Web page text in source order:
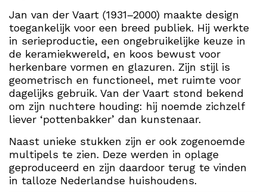
Jan van der Vaart (1931–2000) maakte design
toegankelijk voor een breed publiek. Hij werkte
in serieproductie, een ongebruikelijke keuze in
de keramiekwereld, en koos bewust voor
herkenbare vormen en glazuren. Zijn stijl is
geometrisch en functioneel, met ruimte voor
dagelijks gebruik. Van der Vaart stond bekend
om zijn nuchtere houding: hij noemde zichzelf
liever ‘pottenbakker’ dan kunstenaar.
Naast unieke stukken zijn er ook zogenoemde
multipels te zien. Deze werden in oplage
geproduceerd en zijn daardoor terug te vinden
in talloze Nederlandse huishoudens.